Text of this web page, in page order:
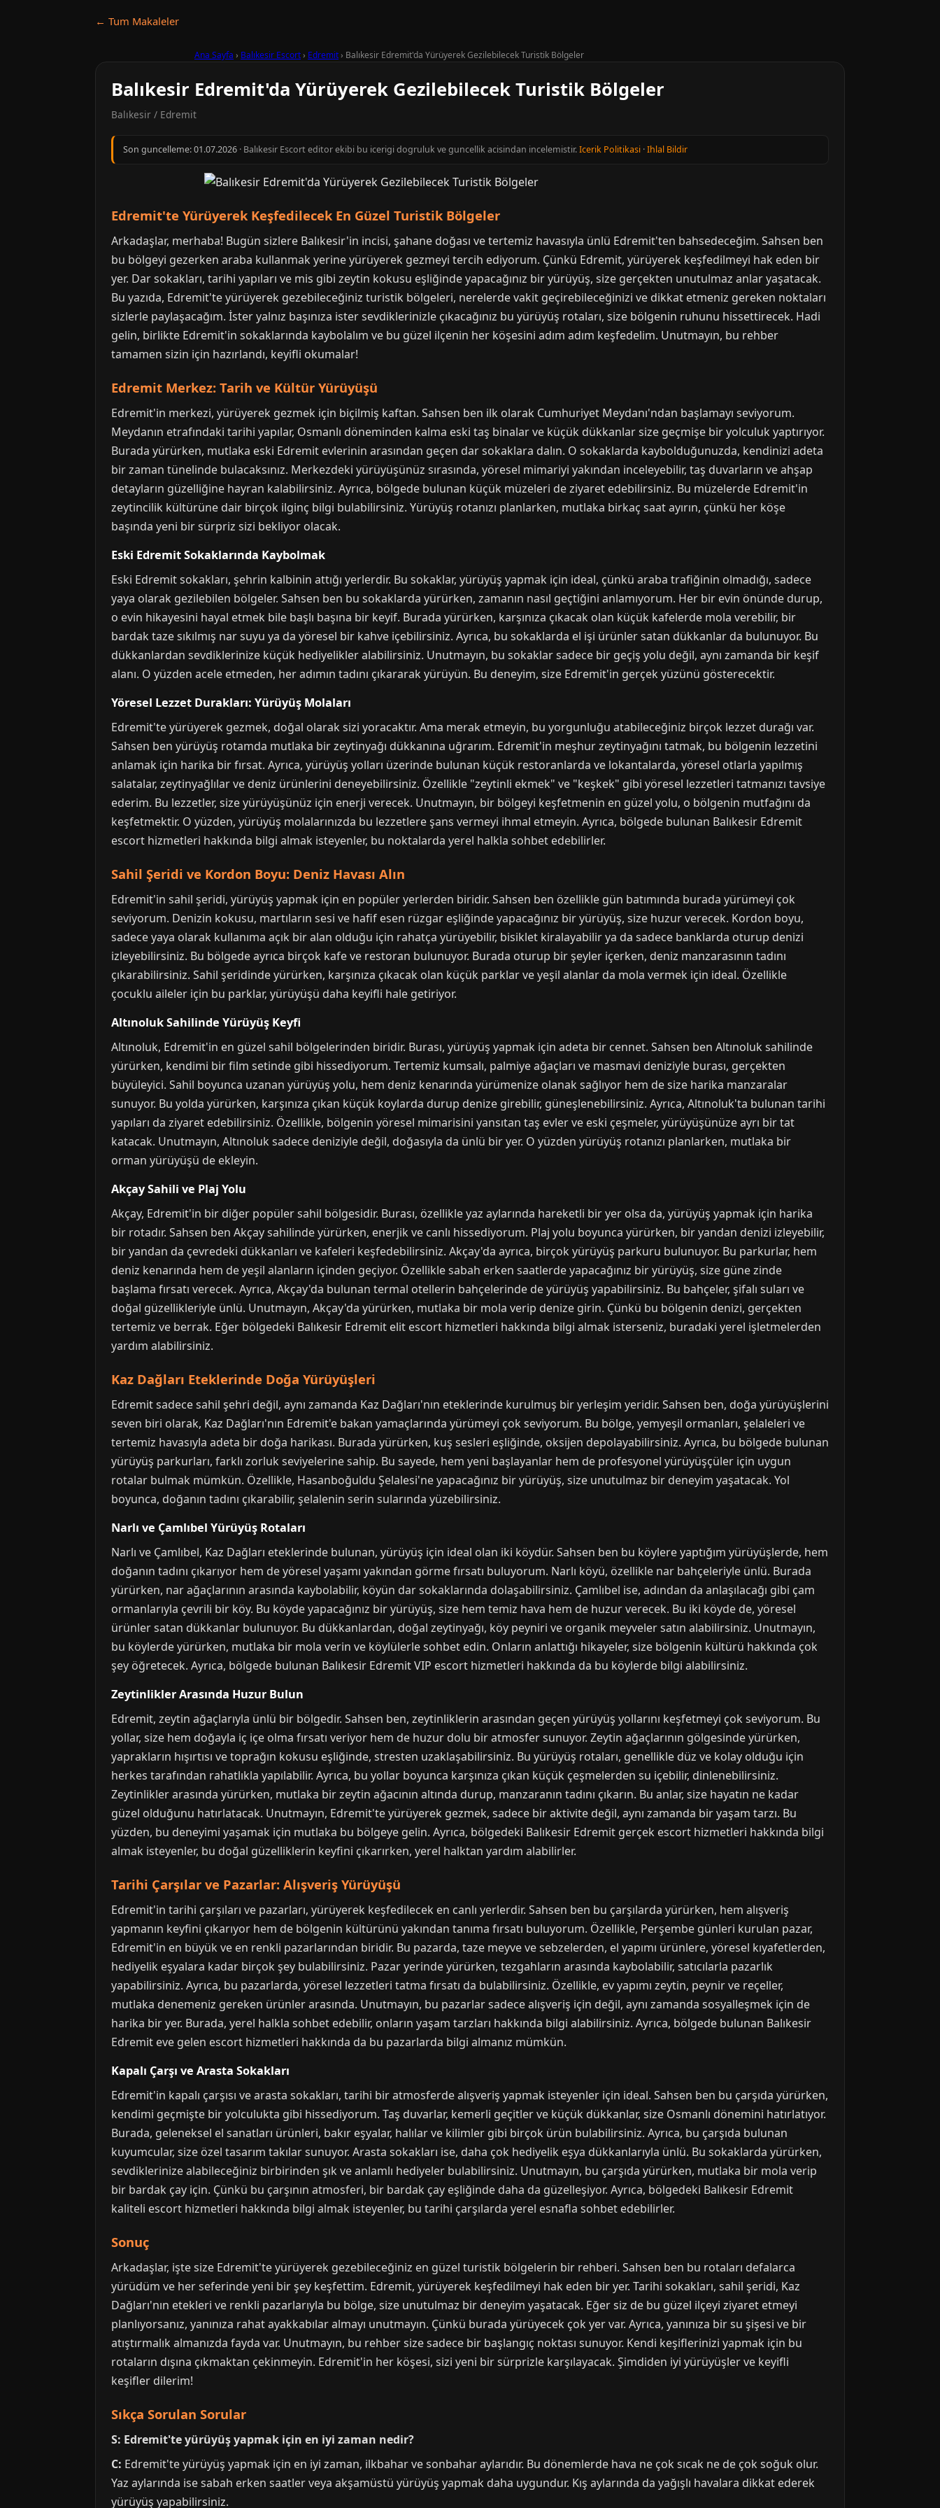
← Tum Makaleler
Ana Sayfa › Balıkesir Escort› Edremit› Balıkesir Edremit'da Yürüyerek Gezilebilecek Turistik Bölgeler
Balıkesir Edremit'da Yürüyerek Gezilebilecek Turistik Bölgeler
Balıkesir / Edremit
Son guncelleme:01.07.2026 · Balıkesir Escort editor ekibi bu icerigi dogruluk ve guncellik acisindan incelemistir.Icerik Politikasi ·Ihlal Bildir
Edremit'te Yürüyerek Keşfedilecek En Güzel Turistik Bölgeler
Arkadaşlar, merhaba! Bugün sizlere Balıkesir'in incisi, şahane doğası ve tertemiz havasıyla ünlü Edremit'ten bahsedeceğim. Sahsen ben
bu bölgeyi gezerken araba kullanmak yerine yürüyerek gezmeyi tercih ediyorum. Çünkü Edremit, yürüyerek keşfedilmeyi hak eden bir
yer. Dar sokakları, tarihi yapıları ve mis gibi zeytin kokusu eşliğinde yapacağınız bir yürüyüş, size gerçekten unutulmaz anlar yaşatacak.
Bu yazıda, Edremit'te yürüyerek gezebileceğiniz turistik bölgeleri, nerelerde vakit geçirebileceğinizi ve dikkat etmeniz gereken noktaları
sizlerle paylaşacağım. İster yalnız başınıza ister sevdiklerinizle çıkacağınız bu yürüyüş rotaları, size bölgenin ruhunu hissettirecek. Hadi
gelin, birlikte Edremit'in sokaklarında kaybolalım ve bu güzel ilçenin her köşesini adım adım keşfedelim. Unutmayın, bu rehber
tamamen sizin için hazırlandı, keyifli okumalar!
Edremit Merkez: Tarih ve Kültür Yürüyüşü
Edremit'in merkezi, yürüyerek gezmek için biçilmiş kaftan. Sahsen ben ilk olarak Cumhuriyet Meydanı'ndan başlamayı seviyorum.
Meydanın etrafındaki tarihi yapılar, Osmanlı döneminden kalma eski taş binalar ve küçük dükkanlar size geçmişe bir yolculuk yaptırıyor.
Burada yürürken, mutlaka eski Edremit evlerinin arasından geçen dar sokaklara dalın. O sokaklarda kaybolduğunuzda, kendinizi adeta
bir zaman tünelinde bulacaksınız. Merkezdeki yürüyüşünüz sırasında, yöresel mimariyi yakından inceleyebilir, taş duvarların ve ahşap
detayların güzelliğine hayran kalabilirsiniz. Ayrıca, bölgede bulunan küçük müzeleri de ziyaret edebilirsiniz. Bu müzelerde Edremit'in
zeytincilik kültürüne dair birçok ilginç bilgi bulabilirsiniz. Yürüyüş rotanızı planlarken, mutlaka birkaç saat ayırın, çünkü her köşe
başında yeni bir sürpriz sizi bekliyor olacak.
Eski Edremit Sokaklarında Kaybolmak
Eski Edremit sokakları, şehrin kalbinin attığı yerlerdir. Bu sokaklar, yürüyüş yapmak için ideal, çünkü araba trafiğinin olmadığı, sadece
yaya olarak gezilebilen bölgeler. Sahsen ben bu sokaklarda yürürken, zamanın nasıl geçtiğini anlamıyorum. Her bir evin önünde durup,
o evin hikayesini hayal etmek bile başlı başına bir keyif. Burada yürürken, karşınıza çıkacak olan küçük kafelerde mola verebilir, bir
bardak taze sıkılmış nar suyu ya da yöresel bir kahve içebilirsiniz. Ayrıca, bu sokaklarda el işi ürünler satan dükkanlar da bulunuyor. Bu
dükkanlardan sevdiklerinize küçük hediyelikler alabilirsiniz. Unutmayın, bu sokaklar sadece bir geçiş yolu değil, aynı zamanda bir keşif
alanı. O yüzden acele etmeden, her adımın tadını çıkararak yürüyün. Bu deneyim, size Edremit'in gerçek yüzünü gösterecektir.
Yöresel Lezzet Durakları: Yürüyüş Molaları
Edremit'te yürüyerek gezmek, doğal olarak sizi yoracaktır. Ama merak etmeyin, bu yorgunluğu atabileceğiniz birçok lezzet durağı var.
Sahsen ben yürüyüş rotamda mutlaka bir zeytinyağı dükkanına uğrarım. Edremit'in meşhur zeytinyağını tatmak, bu bölgenin lezzetini
anlamak için harika bir fırsat. Ayrıca, yürüyüş yolları üzerinde bulunan küçük restoranlarda ve lokantalarda, yöresel otlarla yapılmış
salatalar, zeytinyağlılar ve deniz ürünlerini deneyebilirsiniz. Özellikle "zeytinli ekmek" ve "keşkek" gibi yöresel lezzetleri tatmanızı tavsiye
ederim. Bu lezzetler, size yürüyüşünüz için enerji verecek. Unutmayın, bir bölgeyi keşfetmenin en güzel yolu, o bölgenin mutfağını da
keşfetmektir. O yüzden, yürüyüş molalarınızda bu lezzetlere şans vermeyi ihmal etmeyin. Ayrıca, bölgede bulunan Balıkesir Edremit
escort hizmetleri hakkında bilgi almak isteyenler, bu noktalarda yerel halkla sohbet edebilirler.
Sahil Şeridi ve Kordon Boyu: Deniz Havası Alın
Edremit'in sahil şeridi, yürüyüş yapmak için en popüler yerlerden biridir. Sahsen ben özellikle gün batımında burada yürümeyi çok
seviyorum. Denizin kokusu, martıların sesi ve hafif esen rüzgar eşliğinde yapacağınız bir yürüyüş, size huzur verecek. Kordon boyu,
sadece yaya olarak kullanıma açık bir alan olduğu için rahatça yürüyebilir, bisiklet kiralayabilir ya da sadece banklarda oturup denizi
izleyebilirsiniz. Bu bölgede ayrıca birçok kafe ve restoran bulunuyor. Burada oturup bir şeyler içerken, deniz manzarasının tadını
çıkarabilirsiniz. Sahil şeridinde yürürken, karşınıza çıkacak olan küçük parklar ve yeşil alanlar da mola vermek için ideal. Özellikle
çocuklu aileler için bu parklar, yürüyüşü daha keyifli hale getiriyor.
Altınoluk Sahilinde Yürüyüş Keyfi
Altınoluk, Edremit'in en güzel sahil bölgelerinden biridir. Burası, yürüyüş yapmak için adeta bir cennet. Sahsen ben Altınoluk sahilinde
yürürken, kendimi bir film setinde gibi hissediyorum. Tertemiz kumsalı, palmiye ağaçları ve masmavi deniziyle burası, gerçekten
büyüleyici. Sahil boyunca uzanan yürüyüş yolu, hem deniz kenarında yürümenize olanak sağlıyor hem de size harika manzaralar
sunuyor. Bu yolda yürürken, karşınıza çıkan küçük koylarda durup denize girebilir, güneşlenebilirsiniz. Ayrıca, Altınoluk'ta bulunan tarihi
yapıları da ziyaret edebilirsiniz. Özellikle, bölgenin yöresel mimarisini yansıtan taş evler ve eski çeşmeler, yürüyüşünüze ayrı bir tat
katacak. Unutmayın, Altınoluk sadece deniziyle değil, doğasıyla da ünlü bir yer. O yüzden yürüyüş rotanızı planlarken, mutlaka bir
orman yürüyüşü de ekleyin.
Akçay Sahili ve Plaj Yolu
Akçay, Edremit'in bir diğer popüler sahil bölgesidir. Burası, özellikle yaz aylarında hareketli bir yer olsa da, yürüyüş yapmak için harika
bir rotadır. Sahsen ben Akçay sahilinde yürürken, enerjik ve canlı hissediyorum. Plaj yolu boyunca yürürken, bir yandan denizi izleyebilir,
bir yandan da çevredeki dükkanları ve kafeleri keşfedebilirsiniz. Akçay'da ayrıca, birçok yürüyüş parkuru bulunuyor. Bu parkurlar, hem
deniz kenarında hem de yeşil alanların içinden geçiyor. Özellikle sabah erken saatlerde yapacağınız bir yürüyüş, size güne zinde
başlama fırsatı verecek. Ayrıca, Akçay'da bulunan termal otellerin bahçelerinde de yürüyüş yapabilirsiniz. Bu bahçeler, şifalı suları ve
doğal güzellikleriyle ünlü. Unutmayın, Akçay'da yürürken, mutlaka bir mola verip denize girin. Çünkü bu bölgenin denizi, gerçekten
tertemiz ve berrak. Eğer bölgedeki Balıkesir Edremit elit escort hizmetleri hakkında bilgi almak isterseniz, buradaki yerel işletmelerden
yardım alabilirsiniz.
Kaz Dağları Eteklerinde Doğa Yürüyüşleri
Edremit sadece sahil şehri değil, aynı zamanda Kaz Dağları'nın eteklerinde kurulmuş bir yerleşim yeridir. Sahsen ben, doğa yürüyüşlerini
seven biri olarak, Kaz Dağları'nın Edremit'e bakan yamaçlarında yürümeyi çok seviyorum. Bu bölge, yemyeşil ormanları, şelaleleri ve
tertemiz havasıyla adeta bir doğa harikası. Burada yürürken, kuş sesleri eşliğinde, oksijen depolayabilirsiniz. Ayrıca, bu bölgede bulunan
yürüyüş parkurları, farklı zorluk seviyelerine sahip. Bu sayede, hem yeni başlayanlar hem de profesyonel yürüyüşçüler için uygun
rotalar bulmak mümkün. Özellikle, Hasanboğuldu Şelalesi'ne yapacağınız bir yürüyüş, size unutulmaz bir deneyim yaşatacak. Yol
boyunca, doğanın tadını çıkarabilir, şelalenin serin sularında yüzebilirsiniz.
Narlı ve Çamlıbel Yürüyüş Rotaları
Narlı ve Çamlıbel, Kaz Dağları eteklerinde bulunan, yürüyüş için ideal olan iki köydür. Sahsen ben bu köylere yaptığım yürüyüşlerde, hem
doğanın tadını çıkarıyor hem de yöresel yaşamı yakından görme fırsatı buluyorum. Narlı köyü, özellikle nar bahçeleriyle ünlü. Burada
yürürken, nar ağaçlarının arasında kaybolabilir, köyün dar sokaklarında dolaşabilirsiniz. Çamlıbel ise, adından da anlaşılacağı gibi çam
ormanlarıyla çevrili bir köy. Bu köyde yapacağınız bir yürüyüş, size hem temiz hava hem de huzur verecek. Bu iki köyde de, yöresel
ürünler satan dükkanlar bulunuyor. Bu dükkanlardan, doğal zeytinyağı, köy peyniri ve organik meyveler satın alabilirsiniz. Unutmayın,
bu köylerde yürürken, mutlaka bir mola verin ve köylülerle sohbet edin. Onların anlattığı hikayeler, size bölgenin kültürü hakkında çok
şey öğretecek. Ayrıca, bölgede bulunan Balıkesir Edremit VIP escort hizmetleri hakkında da bu köylerde bilgi alabilirsiniz.
Zeytinlikler Arasında Huzur Bulun
Edremit, zeytin ağaçlarıyla ünlü bir bölgedir. Sahsen ben, zeytinliklerin arasından geçen yürüyüş yollarını keşfetmeyi çok seviyorum. Bu
yollar, size hem doğayla iç içe olma fırsatı veriyor hem de huzur dolu bir atmosfer sunuyor. Zeytin ağaçlarının gölgesinde yürürken,
yaprakların hışırtısı ve toprağın kokusu eşliğinde, stresten uzaklaşabilirsiniz. Bu yürüyüş rotaları, genellikle düz ve kolay olduğu için
herkes tarafından rahatlıkla yapılabilir. Ayrıca, bu yollar boyunca karşınıza çıkan küçük çeşmelerden su içebilir, dinlenebilirsiniz.
Zeytinlikler arasında yürürken, mutlaka bir zeytin ağacının altında durup, manzaranın tadını çıkarın. Bu anlar, size hayatın ne kadar
güzel olduğunu hatırlatacak. Unutmayın, Edremit'te yürüyerek gezmek, sadece bir aktivite değil, aynı zamanda bir yaşam tarzı. Bu
yüzden, bu deneyimi yaşamak için mutlaka bu bölgeye gelin. Ayrıca, bölgedeki Balıkesir Edremit gerçek escort hizmetleri hakkında bilgi
almak isteyenler, bu doğal güzelliklerin keyfini çıkarırken, yerel halktan yardım alabilirler.
Tarihi Çarşılar ve Pazarlar: Alışveriş Yürüyüşü
Edremit'in tarihi çarşıları ve pazarları, yürüyerek keşfedilecek en canlı yerlerdir. Sahsen ben bu çarşılarda yürürken, hem alışveriş
yapmanın keyfini çıkarıyor hem de bölgenin kültürünü yakından tanıma fırsatı buluyorum. Özellikle, Perşembe günleri kurulan pazar,
Edremit'in en büyük ve en renkli pazarlarından biridir. Bu pazarda, taze meyve ve sebzelerden, el yapımı ürünlere, yöresel kıyafetlerden,
hediyelik eşyalara kadar birçok şey bulabilirsiniz. Pazar yerinde yürürken, tezgahların arasında kaybolabilir, satıcılarla pazarlık
yapabilirsiniz. Ayrıca, bu pazarlarda, yöresel lezzetleri tatma fırsatı da bulabilirsiniz. Özellikle, ev yapımı zeytin, peynir ve reçeller,
mutlaka denemeniz gereken ürünler arasında. Unutmayın, bu pazarlar sadece alışveriş için değil, aynı zamanda sosyalleşmek için de
harika bir yer. Burada, yerel halkla sohbet edebilir, onların yaşam tarzları hakkında bilgi alabilirsiniz. Ayrıca, bölgede bulunan Balıkesir
Edremit eve gelen escort hizmetleri hakkında da bu pazarlarda bilgi almanız mümkün.
Kapalı Çarşı ve Arasta Sokakları
Edremit'in kapalı çarşısı ve arasta sokakları, tarihi bir atmosferde alışveriş yapmak isteyenler için ideal. Sahsen ben bu çarşıda yürürken,
kendimi geçmişte bir yolculukta gibi hissediyorum. Taş duvarlar, kemerli geçitler ve küçük dükkanlar, size Osmanlı dönemini hatırlatıyor.
Burada, geleneksel el sanatları ürünleri, bakır eşyalar, halılar ve kilimler gibi birçok ürün bulabilirsiniz. Ayrıca, bu çarşıda bulunan
kuyumcular, size özel tasarım takılar sunuyor. Arasta sokakları ise, daha çok hediyelik eşya dükkanlarıyla ünlü. Bu sokaklarda yürürken,
sevdiklerinize alabileceğiniz birbirinden şık ve anlamlı hediyeler bulabilirsiniz. Unutmayın, bu çarşıda yürürken, mutlaka bir mola verip
bir bardak çay için. Çünkü bu çarşının atmosferi, bir bardak çay eşliğinde daha da güzelleşiyor. Ayrıca, bölgedeki Balıkesir Edremit
kaliteli escort hizmetleri hakkında bilgi almak isteyenler, bu tarihi çarşılarda yerel esnafla sohbet edebilirler.
Sonuç
Arkadaşlar, işte size Edremit'te yürüyerek gezebileceğiniz en güzel turistik bölgelerin bir rehberi. Sahsen ben bu rotaları defalarca
yürüdüm ve her seferinde yeni bir şey keşfettim. Edremit, yürüyerek keşfedilmeyi hak eden bir yer. Tarihi sokakları, sahil şeridi, Kaz
Dağları'nın etekleri ve renkli pazarlarıyla bu bölge, size unutulmaz bir deneyim yaşatacak. Eğer siz de bu güzel ilçeyi ziyaret etmeyi
planlıyorsanız, yanınıza rahat ayakkabılar almayı unutmayın. Çünkü burada yürüyecek çok yer var. Ayrıca, yanınıza bir su şişesi ve bir
atıştırmalık almanızda fayda var. Unutmayın, bu rehber size sadece bir başlangıç noktası sunuyor. Kendi keşiflerinizi yapmak için bu
rotaların dışına çıkmaktan çekinmeyin. Edremit'in her köşesi, sizi yeni bir sürprizle karşılayacak. Şimdiden iyi yürüyüşler ve keyifli
keşifler dilerim!
Sıkça Sorulan Sorular
S: Edremit'te yürüyüş yapmak için en iyi zaman nedir?
C: Edremit'te yürüyüş yapmak için en iyi zaman, ilkbahar ve sonbahar aylarıdır. Bu dönemlerde hava ne çok sıcak ne de çok soğuk olur.
Yaz aylarında ise sabah erken saatler veya akşamüstü yürüyüş yapmak daha uygundur. Kış aylarında da yağışlı havalara dikkat ederek
yürüyüş yapabilirsiniz.